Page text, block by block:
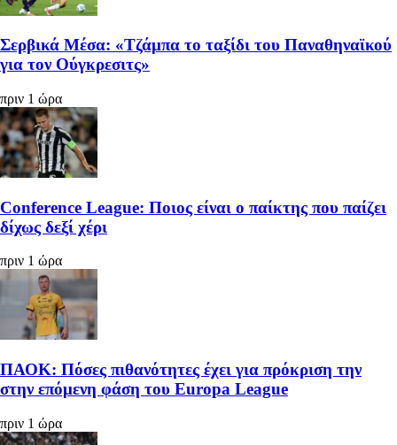
Σερβικά Μέσα: «Τζάμπα το ταξίδι του Παναθηναϊκού
για τον Ούγκρεσιτς»
πριν 1 ώρα
Conference League: Ποιος είναι ο παίκτης που παίζει
δίχως δεξί χέρι
πριν 1 ώρα
ΠΑΟΚ: Πόσες πιθανότητες έχει για πρόκριση την
στην επόμενη φάση του Europa League
πριν 1 ώρα